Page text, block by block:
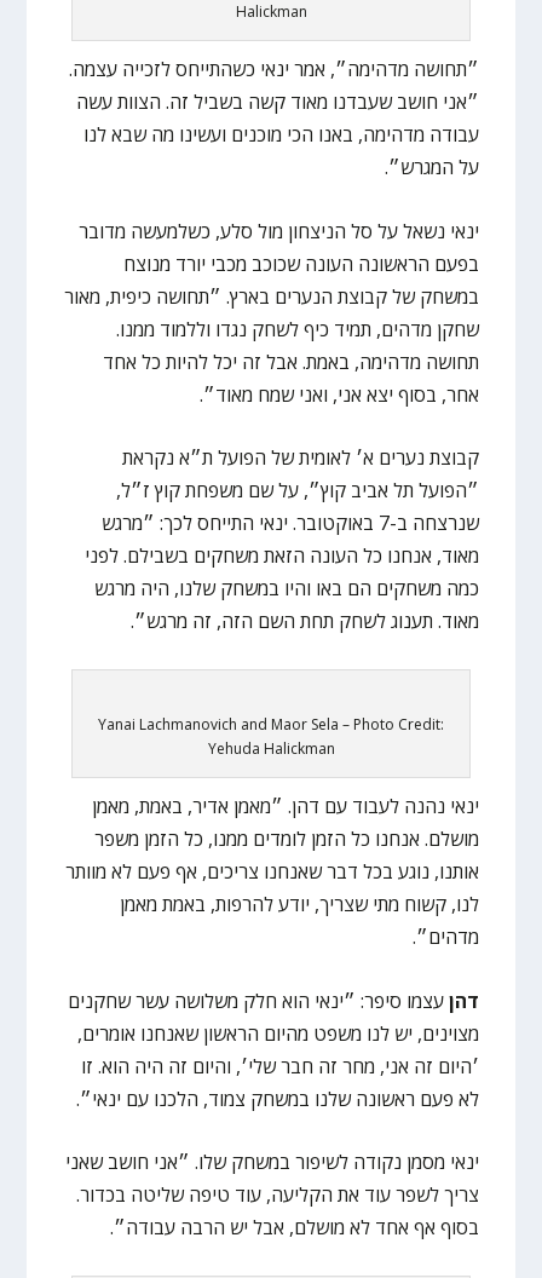
Halickman
״תחושה מדהימה״, אמר ינאי כשהתייחס לזכייה עצמה.
״אני חושב שעבדנו מאוד קשה בשביל זה. הצוות עשה
עבודה מדהימה, באנו הכי מוכנים ועשינו מה שבא לנו
על המגרש״.
ינאי נשאל על סל הניצחון מול סלע, כשלמעשה מדובר
בפעם הראשונה העונה שכוכב מכבי יורד מנוצח
במשחק של קבוצת הנערים בארץ. ״תחושה כיפית, מאור
שחקן מדהים, תמיד כיף לשחק נגדו וללמוד ממנו.
תחושה מדהימה, באמת. אבל זה יכל להיות כל אחד
אחר, בסוף יצא אני, ואני שמח מאוד״.
קבוצת נערים א׳ לאומית של הפועל ת״א נקראת
״הפועל תל אביב קוץ״, על שם משפחת קוץ ז״ל,
שנרצחה ב-7 באוקטובר. ינאי התייחס לכך: ״מרגש
מאוד, אנחנו כל העונה הזאת משחקים בשבילם. לפני
כמה משחקים הם באו והיו במשחק שלנו, היה מרגש
מאוד. תענוג לשחק תחת השם הזה, זה מרגש״.
Yanai Lachmanovich and Maor Sela – Photo Credit:
Yehuda Halickman
ינאי נהנה לעבוד עם דהן. ״מאמן אדיר, באמת, מאמן
מושלם. אנחנו כל הזמן לומדים ממנו, כל הזמן משפר
אותנו, נוגע בכל דבר שאנחנו צריכים, אף פעם לא מוותר
לנו, קשוח מתי שצריך, יודע להרפות, באמת מאמן
מדהים״.
דהןעצמו סיפר: ״ינאי הוא חלק משלושה עשר שחקנים
מצוינים, יש לנו משפט מהיום הראשון שאנחנו אומרים,
׳היום זה אני, מחר זה חבר שלי׳, והיום זה היה הוא. זו
לא פעם ראשונה שלנו במשחק צמוד, הלכנו עם ינאי״.
ינאי מסמן נקודה לשיפור במשחק שלו. ״אני חושב שאני
צריך לשפר עוד את הקליעה, עוד טיפה שליטה בכדור.
בסוף אף אחד לא מושלם, אבל יש הרבה עבודה״.